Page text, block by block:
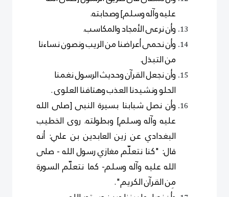
عليه وآله وسلم] وصحابته.
وأن نرعى الأمجاد والمكاسب.
وأن نحمى أعراضنا من الريب ونصون نساءنا
من التبذل.
وأن نجعل القرآن وحديث الرسول نغمنا
الحلو ونشيدنا العذب وهتافنا العلوى .
وأن نصل شبابنا بسيرة النبى [صلى الله
عليه وآله وسلم] وبطولته. روى الخطيب
البغدادي عن زين العابدين بن علي: أنه
قال: "كنا نتعلّم مغازي رسول الله - صلى
الله عليه وآله وسلم- كما نتعلّم السورة
مِن القرآن الكريم".